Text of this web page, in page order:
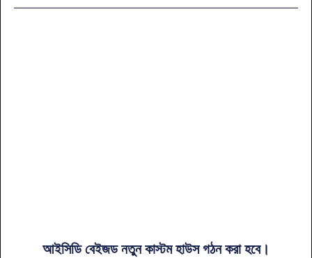
আইসিডি বেইজড নতুন কাস্টম হাউস গঠন করা হবে।